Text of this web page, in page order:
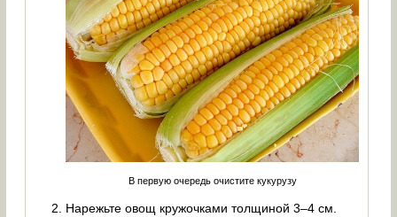
В первую очередь очистите кукурузу
Нарежьте овощ кружочками толщиной 3–4 см.